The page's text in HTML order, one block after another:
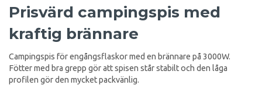
Prisvärd campingspis med
kraftig brännare
Campingspis för engångsflaskor med en brännare på 3000W.
Fötter med bra grepp gör att spisen står stabilt och den låga
profilen gör den mycket packvänlig.